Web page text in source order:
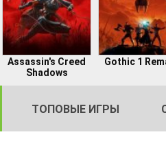
Assassin's Creed
Shadows
Gothic 1
ТОПОВЫЕ ИГРЫ